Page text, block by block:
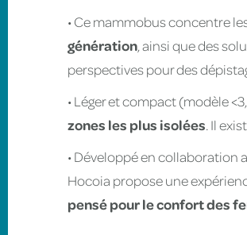
• Ce mammobus concentre
génération, ainsi que des
perspectives pour des
• Léger et compact (modèle
zones les plus isolées. Il
• Développé en collaboration
Hocoia propose une
pensé pour le confort des